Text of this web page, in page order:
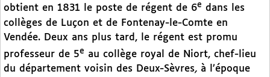
obtient en 1831 le poste de régent de 6e dans les
collèges de Luçon et de Fontenay-le-Comte en
Vendée. Deux ans plus tard, le régent est promu
professeur de 5e au collège royal de Niort, chef-lieu
du département voisin des Deux-Sèvres, à l’époque